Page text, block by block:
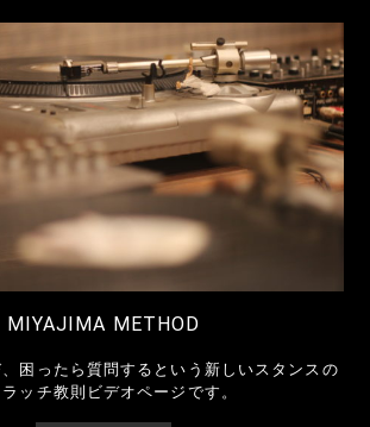
MIYAJIMA METHOD
困ったら質問するという新しいスタンスの
ッチ教則ビデオページです。